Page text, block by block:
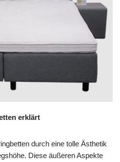
erklärt
durch eine tolle Ästhetik
Diese äußeren Aspekte